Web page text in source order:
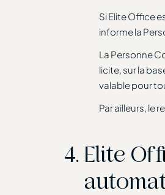
Si Elite Office
informe la
La Personne
licite, sur la
valable pour
Par ailleurs, le
Elite